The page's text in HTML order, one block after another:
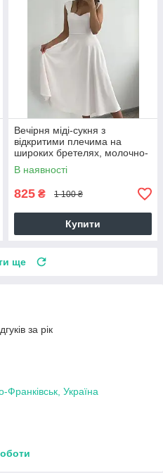
Вечірня міді-сукня з
відкритими плечима на
широких бретелях, молочно-
біле
В наявності
825 ₴ 1 100 ₴
Купити
ще
за рік
Франківськ, Україна